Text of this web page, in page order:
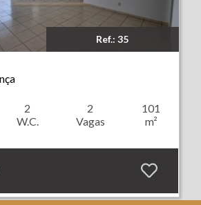
- Ribeirão Preto Ref.: 35
2
W.C.
2
Vagas
101
m²